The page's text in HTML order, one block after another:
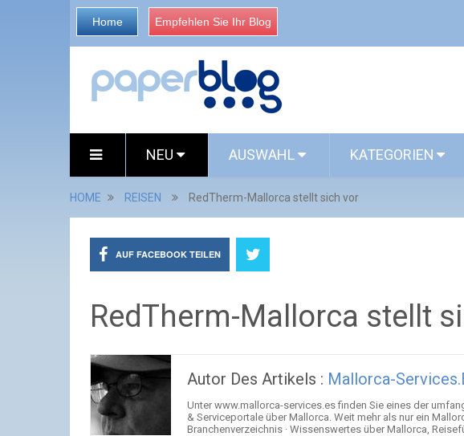
Home Empfehlen Sie Ihr Blog
NEU AUSWAHL KATEGORIEN
HOME REISEN RedTherm-Mallorca stellt sich vor
AUF FACEBOOK TEILEN
RedTherm-Mallorca stellt
Autor Des Artikels : Mallorca-
Unter www.mallorca-services.es finden Sie eines der
& Serviceportale über Mallorca. Weit mehr als nur ein
Branchenverzeichnis · Wissenswertes über Mallorca,